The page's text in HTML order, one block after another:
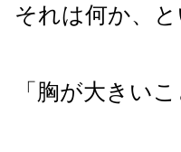
それは何か、
「胸が大きい